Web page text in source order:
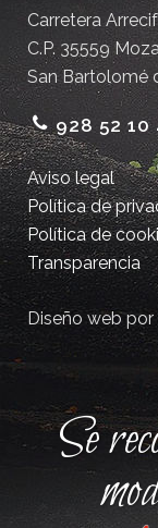
Carretera
C.P. 35559
San Bartolomé
928 52 10
Aviso legal
Política de
Política de
Transparencia
Diseño web por
Se